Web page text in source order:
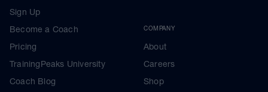
Sign Up
Become a Coach
Pricing
TrainingPeaks University
Coach Blog
COMPANY
About
Careers
Shop